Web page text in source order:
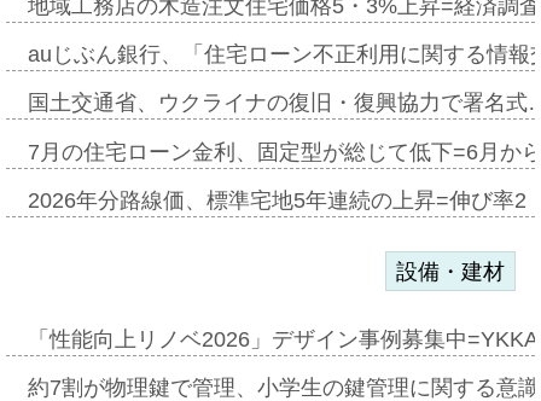
地域工務店の木造注文住宅価格5・3%上昇=経済調
auじぶん銀行、「住宅ローン不正利用に関する情
国土交通省、ウクライナの復旧・復興協力で署名
7月の住宅ローン金利、固定型が総じて低下=6月か
2026年分路線価、標準宅地5年連続の上昇=伸び率
設備・建材
「性能向上リノベ2026」デザイン事例募集中
約7割が物理鍵で管理、小学生の鍵管理に関する意